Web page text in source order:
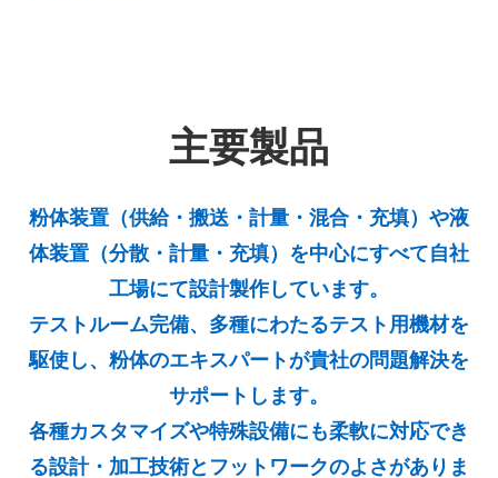
主要製品
粉体装置（供給・搬送・計量・混合・充填）や液
体装置（分散・計量・充填）を中心にすべて自社
工場にて設計製作しています。
テストルーム完備、多種にわたるテスト用機材を
駆使し、粉体のエキスパートが貴社の問題解決を
サポートします。
各種カスタマイズや特殊設備にも柔軟に対応でき
る設計・加工技術とフットワークのよさがありま